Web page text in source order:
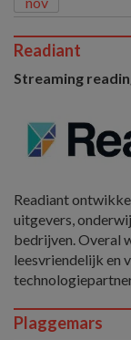
Readiant
Streaming
Readiant
uitgevers,
bedrijven. Overal
leesvriendelijk en
Plaggemars